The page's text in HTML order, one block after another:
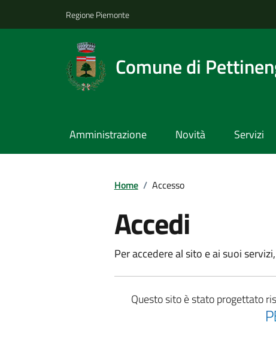
Regione Piemonte
Comune di
Amministrazione Novità Servizi
Home / Accesso
Accedi
Per accedere al sito e ai suoi
Questo sito è stato progettato